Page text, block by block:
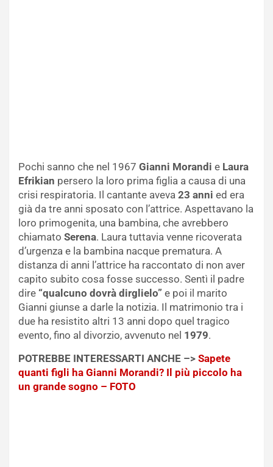
Pochi sanno che nel 1967 Gianni Morandi e Laura
Efrikian persero la loro prima figlia a causa di una
crisi respiratoria. Il cantante aveva 23 anni ed era
già da tre anni sposato con l’attrice. Aspettavano la
loro primogenita, una bambina, che avrebbero
chiamato Serena. Laura tuttavia venne ricoverata
d’urgenza e la bambina nacque prematura. A
distanza di anni l’attrice ha raccontato di non aver
capito subito cosa fosse successo. Sentì il padre
dire “qualcuno dovrà dirglielo” e poi il marito
Gianni giunse a darle la notizia. Il matrimonio tra i
due ha resistito altri 13 anni dopo quel tragico
evento, fino al divorzio, avvenuto nel 1979.
POTREBBE INTERESSARTI ANCHE –> Sapete
quanti figli ha Gianni Morandi? Il più piccolo ha
un grande sogno – FOTO